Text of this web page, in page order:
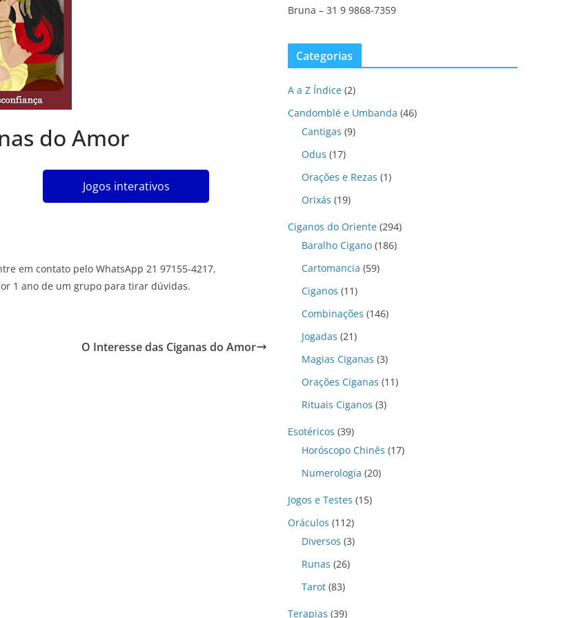
do Amor
Jogos interativos
em contato pelo WhatsApp 21 97155-4217,
1 ano de um grupo para tirar dúvidas.
O Interesse das Ciganas do Amor
Bruna – 31 9 9868-7359
Categorias
A a Z Índice (2)
Candomblé e Umbanda (46)
Cantigas (9)
Odus (17)
Orações e Rezas (1)
Orixás (19)
Ciganos do Oriente (294)
Baralho Cigano (186)
Cartomancia (59)
Ciganos (11)
Combinações (146)
Jogadas (21)
Magias Ciganas (3)
Orações Ciganas (11)
Rituais Ciganos (3)
Esotéricos (39)
Horóscopo Chinês (17)
Numerologia (20)
Jogos e Testes (15)
Oráculos (112)
Diversos (3)
Runas (26)
Tarot (83)
Terapias (39)